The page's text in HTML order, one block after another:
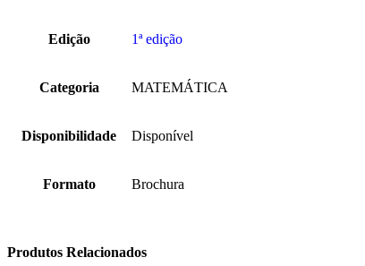
Edição 1ª edição
Categoria MATEMÁTICA
Disponibilidade Disponível
Formato Brochura
Produtos Relacionados